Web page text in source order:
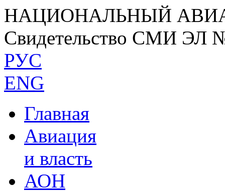
НАЦИОНАЛЬНЫЙ
Свидетельство СМИ ЭЛ
РУС
ENG
Главная
Авиация
и власть
АОН